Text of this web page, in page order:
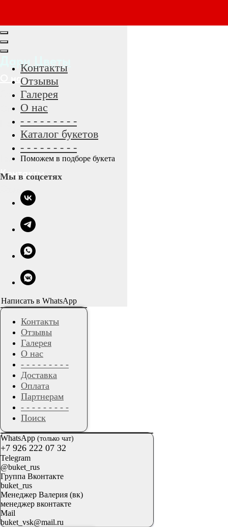
Дари Цветы
О нас
Доставка
Оплата
Партнерам
Галерея
Контакты
Отзывы
Контакты
Отзывы
Галерея
О нас
- - - - - - - - -
Каталог букетов
- - - - - - - - -
Поможем в подборе букета
Мы в соцсетях
Написать в WhatsApp
Контакты
Отзывы
Галерея
О нас
- - - - - - - - -
Доставка
Оплата
Партнерам
- - - - - - - - -
Поиск
WhatsApp (только чат)
+7 926 222 07 32
Telegram
@buket_rus
Группа Вконтакте
buket_rus
Менеджер Валерия (вк)
менеджер вконтакте
Mail
buket_vsk@mail.ru